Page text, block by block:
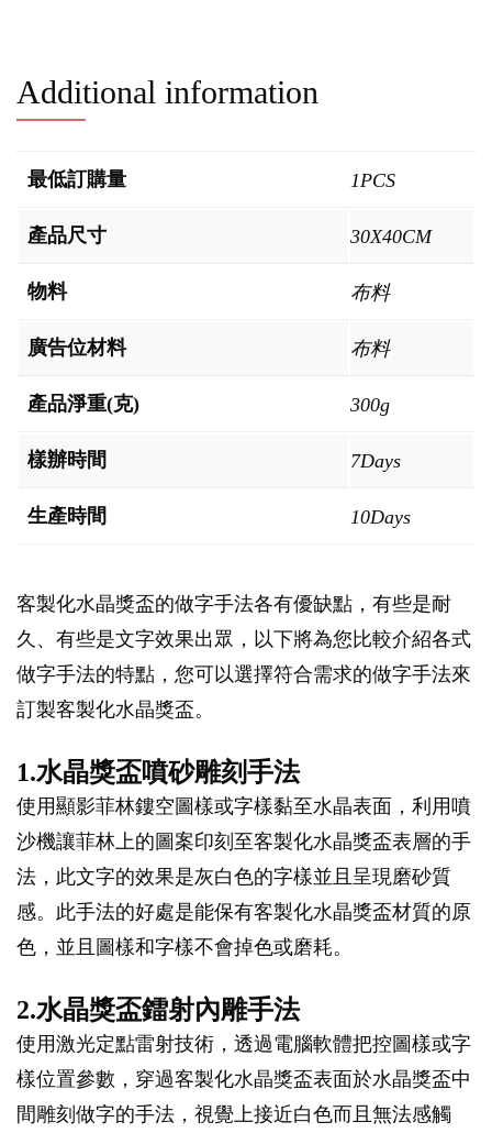
Additional information
最低訂購量 1PCS
產品尺寸 30X40CM
物料 布料
廣告位材料 布料
產品淨重(克) 300g
樣辦時間 7Days
生產時間 10Days
客製化水晶獎盃的做字手法各有優缺點，有些是耐
久、有些是文字效果出眾，以下將為您比較介紹各式
做字手法的特點，您可以選擇符合需求的做字手法來
訂製客製化水晶獎盃。
1.水晶獎盃噴砂雕刻手法
使用顯影菲林鏤空圖樣或字樣黏至水晶表面，利用噴
沙機讓菲林上的圖案印刻至客製化水晶獎盃表層的手
法，此文字的效果是灰白色的字樣並且呈現磨砂質
感。此手法的好處是能保有客製化水晶獎盃材質的原
色，並且圖樣和字樣不會掉色或磨耗。
2.水晶獎盃鐳射內雕手法
使用激光定點雷射技術，透過電腦軟體把控圖樣或字
樣位置參數，穿過客製化水晶獎盃表面於水晶獎盃中
間雕刻做字的手法，視覺上接近白色而且無法感觸